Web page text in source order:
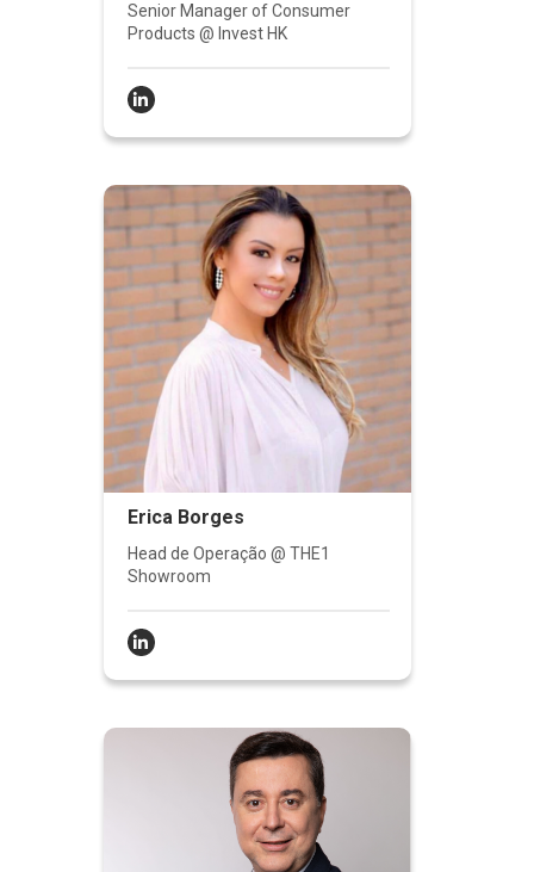
Senior Manager of Consumer
Products @ Invest HK
Erica Borges
Head de Operação @ THE1
Showroom